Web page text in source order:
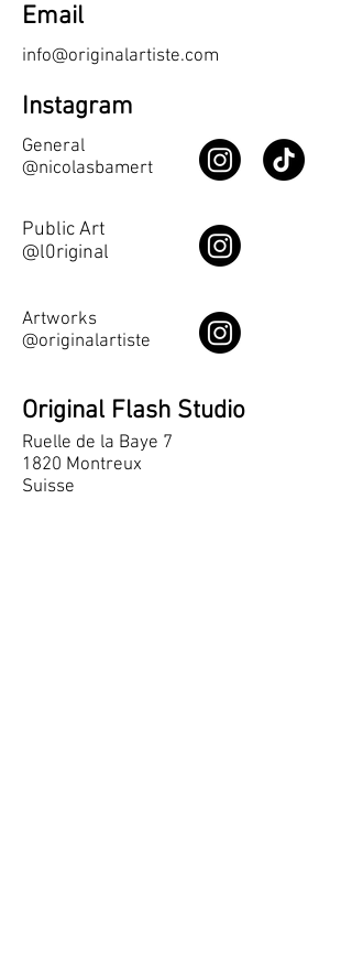
Email
info@originalartiste.com
Instagram
General
@nicolasbamert
Public Art
@l0riginal
Artworks
@originalartiste
Original Flash Studio
Ruelle de la Baye 7
1820 Montreux
Suisse